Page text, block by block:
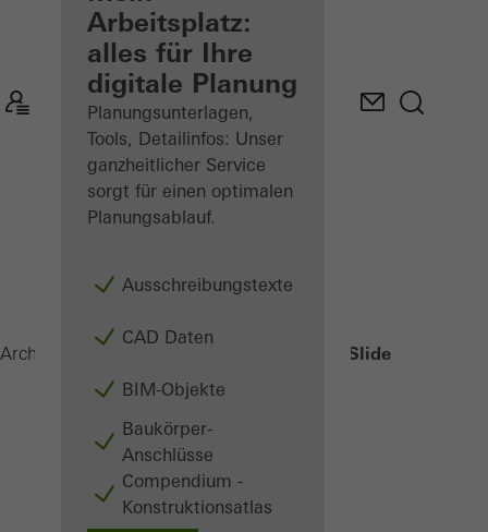
angemeldeter
Architekt
Mein
Arbeitsplatz
kennenlernen
Arbeitsplatz:
alles für Ihre
digitale Planung
Planungsunterlagen,
Tools, Detailinfos: Unser
ganzheitlicher Service
sorgt für einen optimalen
Planungsablauf.
Ausschreibungstexte
CAD Daten
BIM-Objekte
Baukörper-
Anschlüsse
Compendium -
Konstruktionsatlas
Architekten LivIngSlide